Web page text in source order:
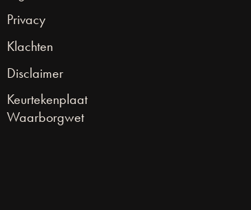
Privacy
Klachten
Disclaimer
Keurtekenplaat
Waarborgwet